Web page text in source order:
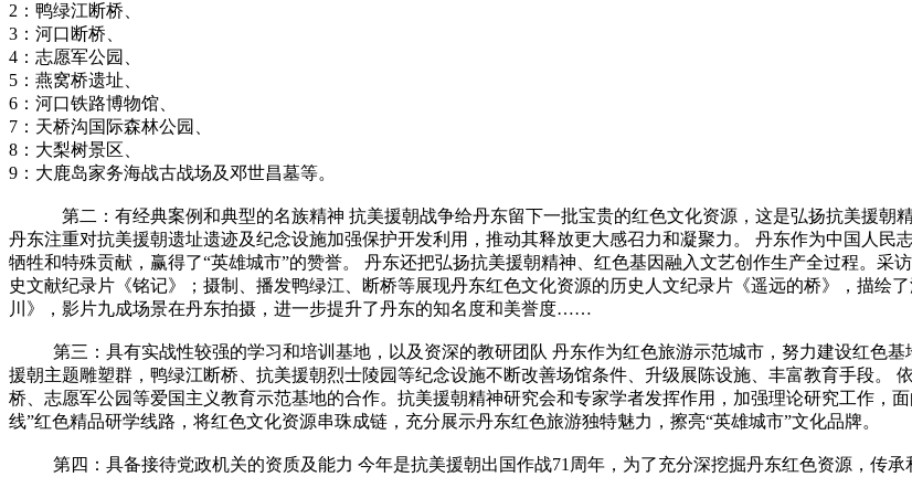
2：鸭绿江断桥、
3：河口断桥、
4：志愿军公园、
5：燕窝桥遗址、
6：河口铁路博物馆、
7：天桥沟国际森林公园、
8：大梨树景区、
9：大鹿岛家务海战古战场及邓世昌墓等。
第二：有经典案例和典型的名族精神 抗美援朝战争给丹东留下一批宝贵的红色文化资源，这是弘扬抗美援朝精
丹东注重对抗美援朝遗址遗迹及纪念设施加强保护开发利用，推动其释放更大感召力和凝聚力。 丹东作为中国人
牺牲和特殊贡献，赢得了“英雄城市”的赞誉。 丹东还把弘扬抗美援朝精神、红色基因融入文艺创作生产全过程。
史文献纪录片《铭记》；摄制、播发鸭绿江、断桥等展现丹东红色文化资源的历史人文纪录片《遥远的桥》，描绘
川》，影片九成场景在丹东拍摄，进一步提升了丹东的知名度和美誉度……
第三：具有实战性较强的学习和培训基地，以及资深的教研团队 丹东作为红色旅游示范城市，努力建设红色基
援朝主题雕塑群，鸭绿江断桥、抗美援朝烈士陵园等纪念设施不断改善场馆条件、升级展陈设施、丰富教育手段。
桥、志愿军公园等爱国主义教育示范基地的合作。抗美援朝精神研究会和专家学者发挥作用，加强理论研究工作，
线”红色精品研学线路，将红色文化资源串珠成链，充分展示丹东红色旅游独特魅力，擦亮“英雄城市”文化品牌。
第四：具备接待党政机关的资质及能力 今年是抗美援朝出国作战71周年，为了充分深挖掘丹东红色资源，传承